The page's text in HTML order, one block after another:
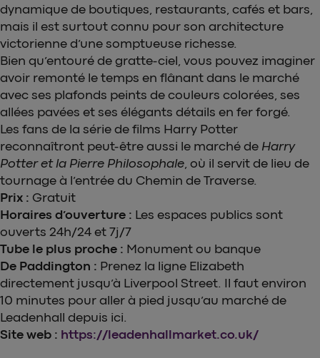
dynamique de boutiques, restaurants, cafés et bars,
mais il est surtout connu pour son architecture
victorienne d’une somptueuse richesse.
Bien qu’entouré de gratte-ciel, vous pouvez imaginer
avoir remonté le temps en flânant dans le marché
avec ses plafonds peints de couleurs colorées, ses
allées pavées et ses élégants détails en fer forgé.
Les fans de la série de films Harry Potter
reconnaîtront peut-être aussi le marché de Harry
Potter et la Pierre Philosophale , où il servit de lieu de
tournage à l’entrée du Chemin de Traverse.
Prix : Gratuit
Horaires d’ouverture : Les espaces publics sont
ouverts 24h/24 et 7j/7
Tube le plus proche : Monument ou banque
De Paddington : Prenez la ligne Elizabeth
directement jusqu’à Liverpool Street. Il faut environ
10 minutes pour aller à pied jusqu’au marché de
Leadenhall depuis ici.
Site web : https://leadenhallmarket.co.uk/